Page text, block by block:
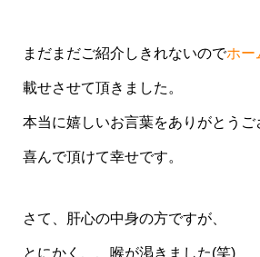
まだまだご紹介しきれないのでホー
載せさせて頂きました。
本当に嬉しいお言葉をありがとうご
喜んで頂けて幸せです。
さて、肝心の中身の方ですが、
とにかく、、喉が渇きました(笑)